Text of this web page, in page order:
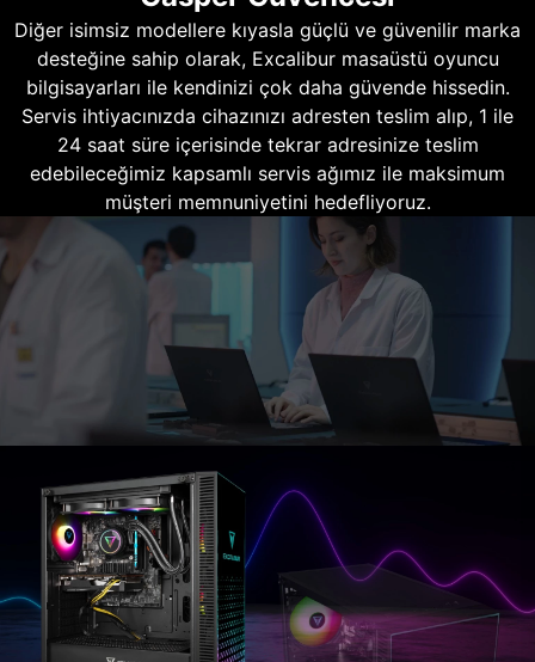
Diğer isimsiz modellere kıyasla güçlü ve güvenilir marka
desteğine sahip olarak, Excalibur masaüstü oyuncu
bilgisayarları ile kendinizi çok daha güvende hissedin.
Servis ihtiyacınızda cihazınızı adresten teslim alıp, 1 ile
24 saat süre içerisinde tekrar adresinize teslim
edebileceğimiz kapsamlı servis ağımız ile maksimum
müşteri memnuniyetini hedefliyoruz.